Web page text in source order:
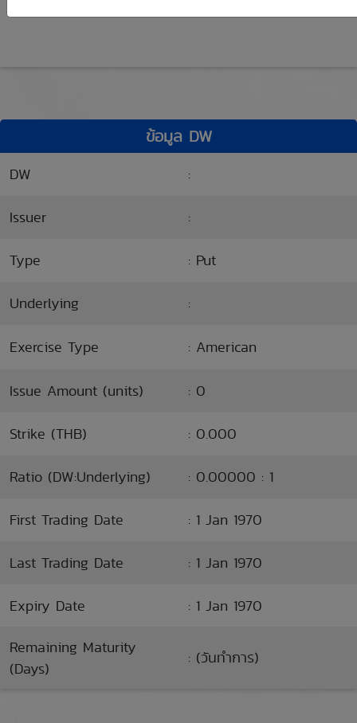
ข้อมูล DW
DW :
Issuer :
Type : Put
Underlying :
Exercise Type : American
Issue Amount (units) : 0
Strike (THB) : 0.000
Ratio (DW:Underlying) : 0.00000 : 1
First Trading Date : 1 Jan 1970
Last Trading Date : 1 Jan 1970
Expiry Date : 1 Jan 1970
Remaining Maturity
(Days)
: (วันทำการ)